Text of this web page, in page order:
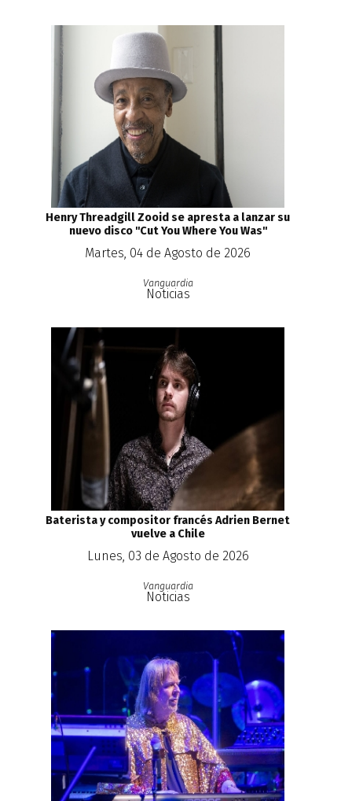
Henry Threadgill Zooid se apresta a lanzar su
nuevo disco ''Cut You Where You Was''
Martes, 04 de Agosto de 2026
Vanguardia
Noticias
Baterista y compositor francés Adrien Bernet
vuelve a Chile
Lunes, 03 de Agosto de 2026
Vanguardia
Noticias